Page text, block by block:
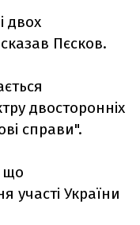
двох
Пєсков.
двосторонніх
справи".
що
участі України